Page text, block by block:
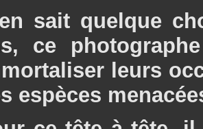
sait quelque
ce
leurs
espèces